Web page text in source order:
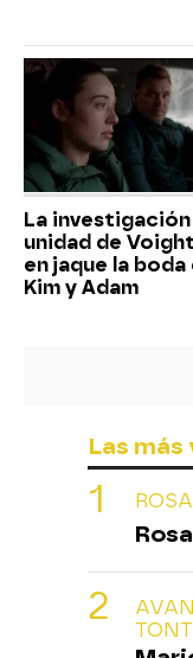
La investigación
unidad de
en jaque la boda
Kim y Adam
Las